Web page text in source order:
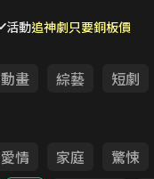
活動追神劇只要銅板價
動畫 綜藝 短劇
愛情 家庭 驚悚